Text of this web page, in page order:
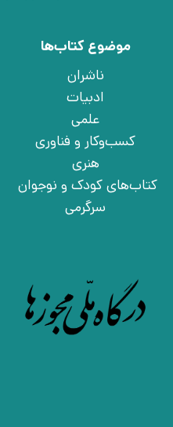
موضوع کتاب‌ها
ناشران
ادبیات
علمی
کسب‌وکار و فناوری
هنری
کتاب‌های کودک و نوجوان
سرگرمی